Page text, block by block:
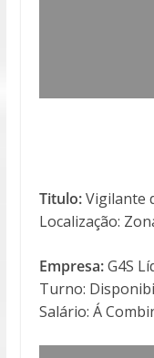
Titulo:Vigilante
Localização:
Empresa:G4S
Turno:
Salário: Á